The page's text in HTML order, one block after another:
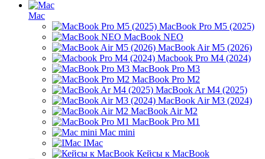
Mac
MacBook Pro M5 (2025)
MacBook NEO
MacBook Air M5 (2026)
Macbook Pro M4 (2024)
MacBook Pro M3
MacBook Pro M2
MacBook Ar M4 (2025)
MacBook Air M3 (2024)
MacBook Air M2
MacBook Pro M1
Mac mini
IMac
Кейсы к MacBook